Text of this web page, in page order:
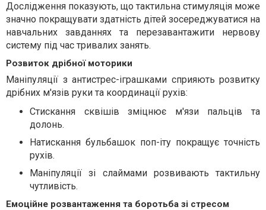
Дослідження показують, що тактильна стимуляція може
значно покращувати здатність дітей зосереджуватися на
навчальних завданнях та перезавантажити нервову
систему під час тривалих занять.
Розвиток дрібної моторики
Маніпуляції з антистрес-іграшками сприяють розвитку
дрібних м'язів руки та координації рухів:
Стискання сквішів зміцнює м'язи пальців та
долонь.
Натискання бульбашок поп-іту покращує точність
рухів.
Маніпуляції зі слаймами розвивають тактильну
чутливість.
Емоційне розвантаження та боротьба зі стресом